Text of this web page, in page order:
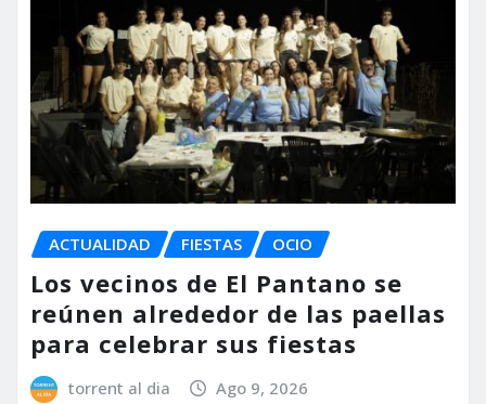
ACTUALIDAD FIESTAS OCIO
Los vecinos de El Pantano se
reúnen alrededor de las paellas
para celebrar sus fiestas
torrent al dia Ago 9, 2026